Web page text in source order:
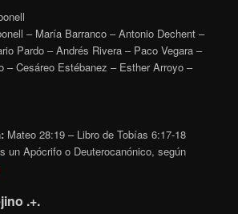
– María Barranco – Antonio Dechent –
Pardo – Andrés Rivera – Paco Vegara –
– Cesáreo Estébanez – Esther Arroyo –
Mateo 28:19 – Libro de Tobías 6:17-18
un Apócrifo o Deuterocanónico, según
.+.